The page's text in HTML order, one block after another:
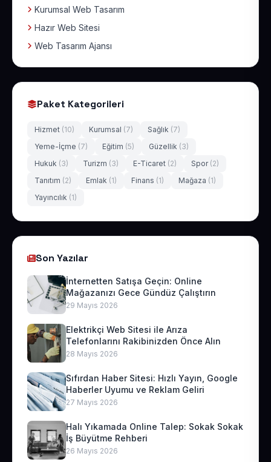
Kurumsal Web Tasarım
Hazır Web Sitesi
Web Tasarım Ajansı
Paket Kategorileri
Hizmet (10) Kurumsal (7) Sağlık (7)
Yeme-İçme (7) Eğitim (5) Güzellik (3)
Hukuk (3) Turizm (3) E-Ticaret (2) Spor (2)
Tanıtım (2) Emlak (1) Finans (1) Mağaza (1)
Yayıncılık (1)
Son Yazılar
İnternetten Satışa Geçin: Online
Mağazanızı Gece Gündüz Çalıştırın
29 Mayıs 2026
Elektrikçi Web Sitesi ile Arıza
Telefonlarını Rakibinizden Önce Alın
28 Mayıs 2026
Sıfırdan Haber Sitesi: Hızlı Yayın, Google
Haberler Uyumu ve Reklam Geliri
27 Mayıs 2026
Halı Yıkamada Online Talep: Sokak Sokak
İş Büyütme Rehberi
26 Mayıs 2026